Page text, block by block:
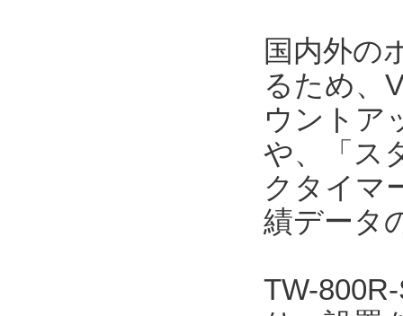
国内外の
るため、
ウントア
や、「ス
クタイマ
績データ
TW-